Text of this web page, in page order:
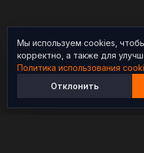
Мы используем cookies,
корректно, а также для
Политика использования
Отклонить